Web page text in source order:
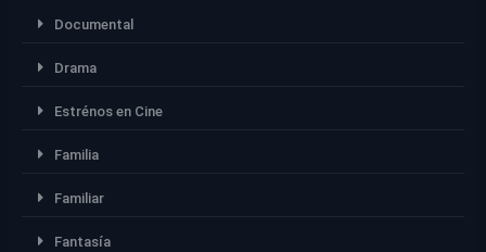
Documental
Drama
Estrénos en Cine
Familia
Familiar
Fantasía